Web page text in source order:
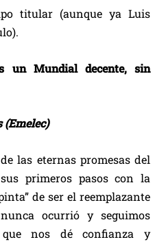
titular (aunque ya Luis
un Mundial decente, sin
(Emelec)
las eternas promesas del
primeros pasos con la
de ser el reemplazante
ocurrió y seguimos
nos dé confianza y